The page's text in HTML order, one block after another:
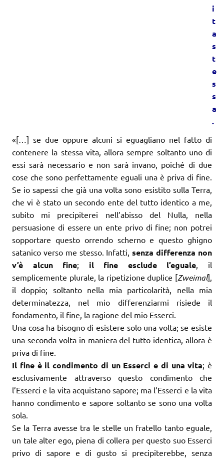
i
t
a
s
t
e
s
s
a
.
«[…] se due oppure alcuni si eguagliano nel fatto di
contenere la stessa vita, allora sempre soltanto uno di
essi sarà necessario e non sarà invano, poiché di due
cose che sono perfettamente eguali una è priva di fine.
Se io sapessi che già una volta sono esistito sulla Terra,
che vi è stato un secondo ente del tutto identico a me,
subito mi precipiterei nell’abisso del Nulla, nella
persuasione di essere un ente privo di fine; non potrei
sopportare questo orrendo scherno e questo ghigno
satanico verso me stesso. Infatti,senza differenza non
v’è alcun fine; il fine esclude l’eguale , il
semplicemente plurale, la ripetizione duplice [Zweimal],
il doppio; soltanto nella mia particolarità, nella mia
determinatezza, nel mio differenziarmi risiede il
fondamento, il fine, la ragione del mio Esserci.
Una cosa ha bisogno di esistere solo una volta; se esiste
una seconda volta in maniera del tutto identica, allora è
priva di fine.
Il fine è il condimento di un Esserci e di una vita; è
esclusivamente attraverso questo condimento che
l’Esserci e la vita acquistano sapore; ma l’Esserci e la vita
hanno condimento e sapore soltanto se sono una volta
sola.
Se la Terra avesse tra le stelle un fratello tanto eguale,
un tale alter ego, piena di collera per questo suo Esserci
privo di sapore e di gusto si precipiterebbe, senza